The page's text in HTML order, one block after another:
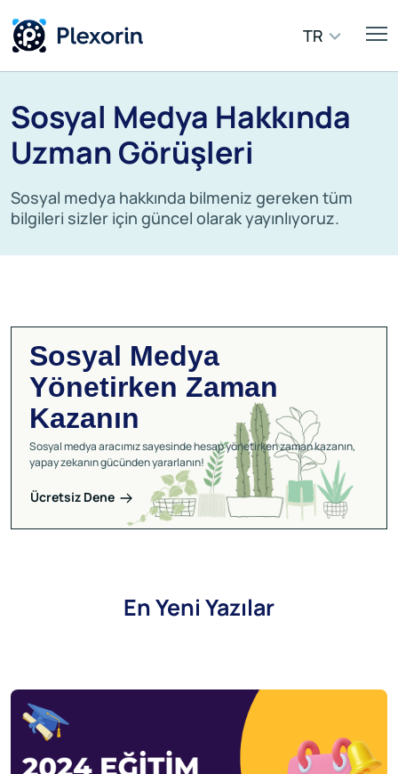
TR
Sosyal Medya Hakkında
Uzman Görüşleri
Sosyal medya hakkında bilmeniz gereken tüm
bilgileri sizler için güncel olarak yayınlıyoruz.
Sosyal Medya
Yönetirken Zaman
Kazanın
Sosyal medya aracımız sayesinde hesap yönetirken zaman kazanın,
yapay zekanın gücünden yararlanın!
Ücretsiz Dene
En Yeni Yazılar